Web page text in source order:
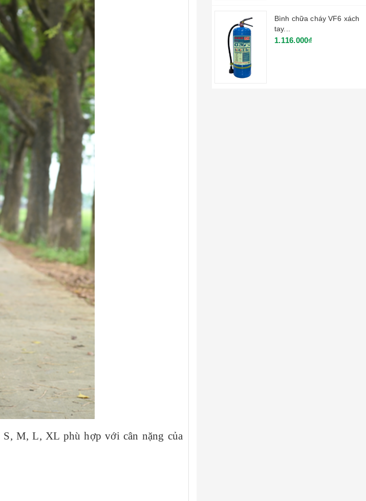
S, M, L, XL phù hợp với cân nặng của
Bình chữa cháy VF6 xách
tay...
1.116.000₫